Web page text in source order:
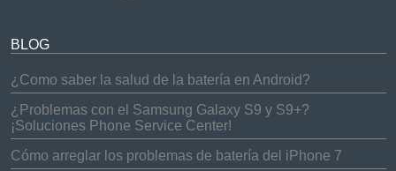
BLOG
¿Como saber la salud de la batería en Android?
¿Problemas con el Samsung Galaxy S9 y S9+?
¡Soluciones Phone Service Center!
Cómo arreglar los problemas de batería del iPhone 7